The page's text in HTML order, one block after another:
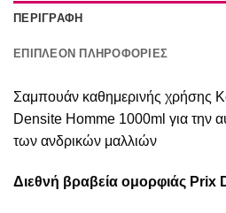
ΠΕΡΙΓΡΑΦΉ
ΕΠΙΠΛΈΟΝ ΠΛΗΡΟΦΟΡΊΕΣ
Σαμπουάν καθημερινής χρήσης
Densite Homme 1000ml για την
των ανδρικών μαλλιών
Διεθνή βραβεία ομορφιάς Prix